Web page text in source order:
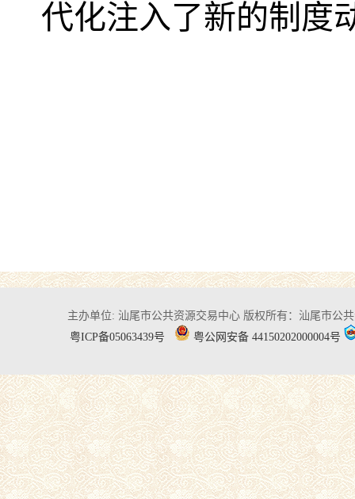
代化注入了新的制度
主办单位: 汕尾市公共资源交易中心 版权所有：汕尾市公
粤ICP备05063439号
粤公网安备 44150202000004号